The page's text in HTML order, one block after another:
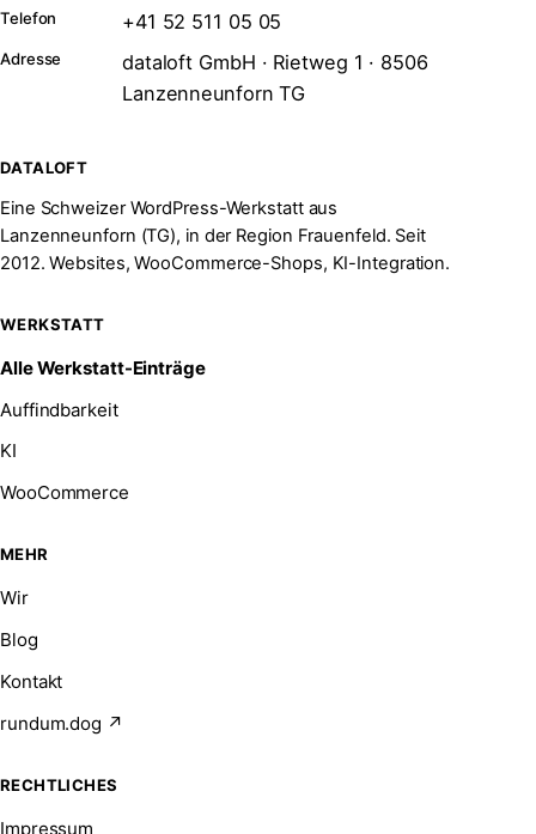
Telefon +41 52 511 05 05
Adresse
dataloft GmbH · Rietweg 1 · 8506
Lanzenneunforn TG
DATALOFT
Eine Schweizer WordPress-Werkstatt aus
Lanzenneunforn (TG), in der Region Frauenfeld. Seit
2012. Websites, WooCommerce-Shops, KI-Integration.
WERKSTATT
Alle Werkstatt-Einträge
Auffindbarkeit
KI
WooCommerce
MEHR
Wir
Blog
Kontakt
rundum.dog ↗
RECHTLICHES
Impressum